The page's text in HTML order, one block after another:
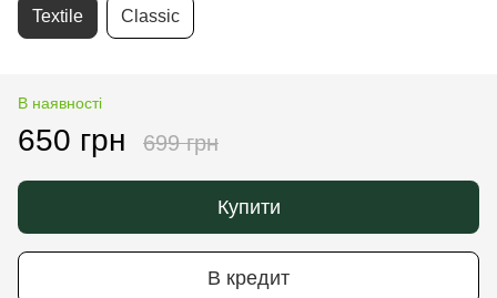
Textile Classic
В наявності
650 грн 699 грн
Купити
В кредит